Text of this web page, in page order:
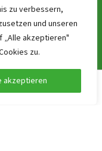
zu verbessern,
und unseren
„Alle akzeptieren"
zu.
akzeptieren
Vergleichen